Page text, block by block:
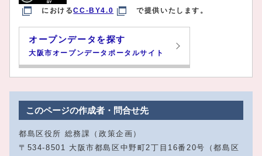
におけるCC-BY4.0 で提供いたします。
オープンデータを探す
大阪市オープンデータポータルサイト
このページの作成者・問合せ先
都島区役所 総務課（政策企画）
〒534-8501 大阪市都島区中野町2丁目16番20号（都島区